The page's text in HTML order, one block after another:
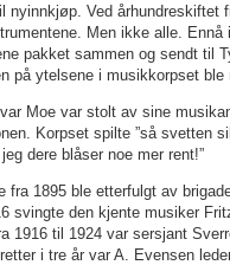
nyinnkjøp. Ved
Men ikke alle.
pakket sammen og sendt til
på ytelsene i musikkorpset ble
Moe var stolt av sine
Korpset spilte ”så svetten
dere blåser noe mer rent!”
fra 1895 ble etterfulgt av
svingte den kjente musiker
1916 til 1924 var sersjant
i tre år var A. Evensen